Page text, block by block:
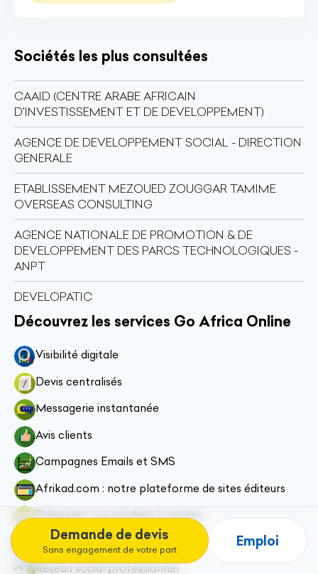
Demande de devis
Sans engagement de votre part
Emploi
Sociétés les plus consultées
CAAID (CENTRE ARABE AFRICAIN
D'INVESTISSEMENT ET DE DEVELOPPEMENT)
AGENCE DE DEVELOPPEMENT SOCIAL - DIRECTION
GENERALE
ETABLISSEMENT MEZOUED ZOUGGAR TAMIME
OVERSEAS CONSULTING
AGENCE NATIONALE DE PROMOTION & DE
DEVELOPPEMENT DES PARCS TECHNOLOGIQUES -
ANPT
DEVELOPATIC
Découvrez les services Go Africa Online
Visibilité digitale
Devis centralisés
Messagerie instantanée
Avis clients
Campagnes Emails et SMS
Afrikad.com : notre plateforme de sites éditeurs
Présentez vos produits à vendre
Prise de rendez-vous en ligne
Réseau social professionnel